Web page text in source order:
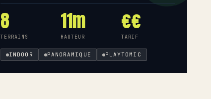
8
TERRAINS
11m
HAUTEUR
€€
TARIF
INDOOR PANORAMIQUE PLAYTOMIC